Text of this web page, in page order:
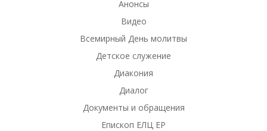
Анонсы
Видео
Всемирный День молитвы
Детское служение
Диакония
Диалог
Документы и обращения
Епископ ЕЛЦ ЕР